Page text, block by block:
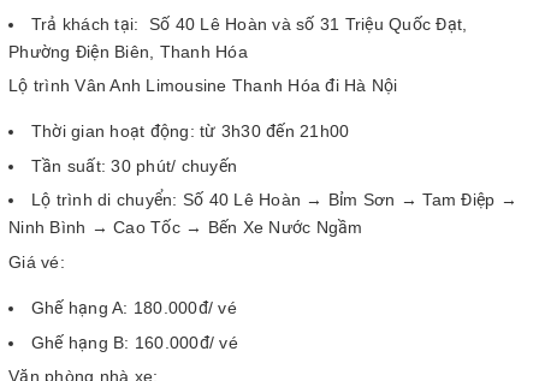
Trả khách tại: Số 40 Lê Hoàn và số 31 Triệu Quốc Đạt,
Phường Điện Biên, Thanh Hóa
Lộ trình Vân Anh Limousine Thanh Hóa đi Hà Nội
Thời gian hoạt động: từ 3h30 đến 21h00
Tần suất: 30 phút/ chuyến
Lộ trình di chuyển: Số 40 Lê Hoàn → Bỉm Sơn → Tam Điệp →
Ninh Bình → Cao Tốc → Bến Xe Nước Ngầm
Giá vé:
Ghế hạng A: 180.000đ/ vé
Ghế hạng B: 160.000đ/ vé
Văn phòng nhà xe: